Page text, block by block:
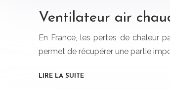
Ventilateur air
En France, les pertes de chaleur
permet de récupérer une partie
LIRE LA SUITE